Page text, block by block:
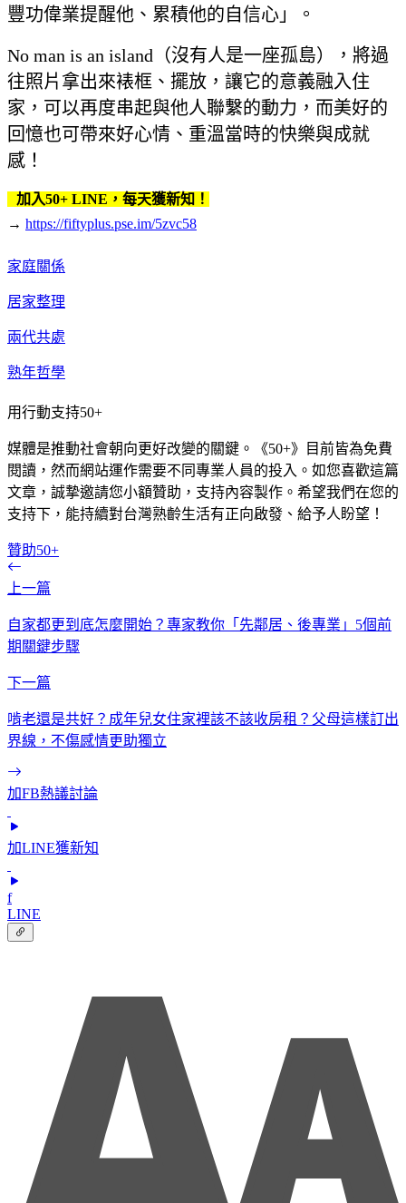
豐功偉業提醒他、累積他的自信心」。
No man is an island（沒有人是一座孤島），將過
往照片拿出來裱框、擺放，讓它的意義融入住
家，可以再度串起與他人聯繫的動力，而美好的
回憶也可帶來好心情、重溫當時的快樂與成就
感！
加入50+ LINE，每天獲新知！
→ https://fiftyplus.pse.im/5zvc58
家庭關係
居家整理
兩代共處
熟年哲學
用行動支持50+
媒體是推動社會朝向更好改變的關鍵。《50+》目前皆為免費
閱讀，然而網站運作需要不同專業人員的投入。如您喜歡這篇
文章，誠摯邀請您小額贊助，支持內容製作。希望我們在您的
支持下，能持續對台灣熟齡生活有正向啟發、給予人盼望！
贊助50+
上一篇
自家都更到底怎麼開始？專家教你「先鄰居、後專業」5個前
期關鍵步驟
下一篇
啃老還是共好？成年兒女住家裡該不該收房租？父母這樣訂出
界線，不傷感情更助獨立
加FB熱議討論
加LINE獲新知
f
LINE